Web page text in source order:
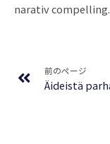
narativ compelling.
前のページ